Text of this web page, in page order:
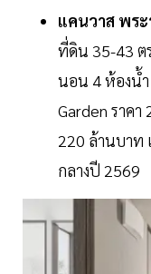
แคนวาส พระ
ที่ดิน 35-43 ต
นอน 4 ห้องน้
Garden ราคา
220 ล้านบาท
กลางปี 2569